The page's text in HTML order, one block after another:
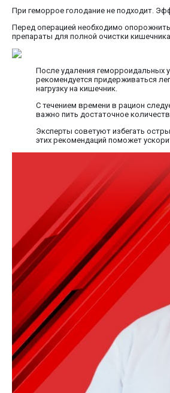
При геморрое голодание не подходит.
Перед операцией необходимо
препараты для полной очистки кишечника.
После удаления геморроидальных
рекомендуется придерживаться
нагрузку на кишечник.
С течением времени в рацион
важно пить достаточное
Эксперты советуют избегать
этих рекомендаций поможет